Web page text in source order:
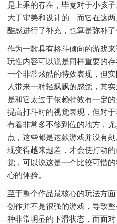
是上乘的存在，毕竟对于小孩
大于审美和设计的，而它在这
酷感进行了补充，也算是弥补了
作为一款具有格斗倾向的游戏
玩性内容可以说是同样重要的
一个非常炫酷的特效表现，但
人带来一种轻飘飘的感觉，其
是和它太过于依赖特效有一定
提高打斗时的视觉表现，但对
有着非常多不够到位的地方，
点，这些都是这款游戏并没有
现变得越来越差，才会使打动
觉，可以说这是一个比较可惜
心的体验。
至于整个作品最核心的玩法方
创作并不是很强的游戏，导致
种非常明显的下滑状态，而面